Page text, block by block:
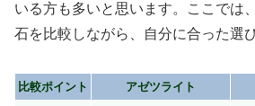
いる方も多いと思います。ここでは
石を比較しながら、自分に合った選
比較ポイント アゼツライト